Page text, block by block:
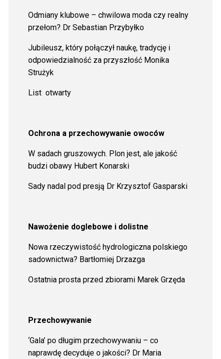
Odmiany klubowe – chwilowa moda czy realny
przełom? Dr Sebastian Przybyłko
Jubileusz, który połączył naukę, tradycję i
odpowiedzialność za przyszłość Monika
Strużyk
List otwarty
Ochrona a przechowywanie owoców
W sadach gruszowych. Plon jest, ale jakość
budzi obawy Hubert Konarski
Sady nadal pod presją Dr Krzysztof Gasparski
Nawożenie doglebowe i dolistne
Nowa rzeczywistość hydrologiczna polskiego
sadownictwa? Bartłomiej Drzazga
Ostatnia prosta przed zbiorami Marek Grzęda
Przechowywanie
‘Gala’ po długim przechowywaniu – co
naprawdę decyduje o jakości? Dr Maria